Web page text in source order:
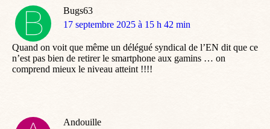
Bugs63
dit
17 septembre 2025 à 15 h 42 min
Quand on voit que même un délégué syndical de l’EN dit que ce
n’est pas bien de retirer le smartphone aux gamins … on
comprend mieux le niveau atteint !!!!
Andouille